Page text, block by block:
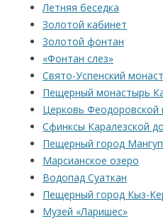
Летняя беседка
Золотой кабинет
Золотой фонтан
«Фонтан слез»
Свято-Успенский
Пещерный монастырь
Церковь
Сфинксы Каралезской
Пещерный город
Марсианское озеро
Водопад Суаткан
Пещерный город Кыз-
Музей «Ларишес»